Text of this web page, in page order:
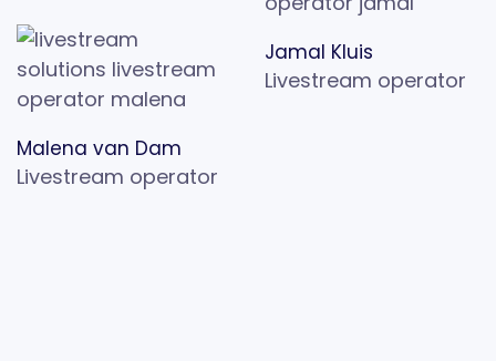
Jamal Kluis
Livestream operator
Malena van Dam
Livestream operator